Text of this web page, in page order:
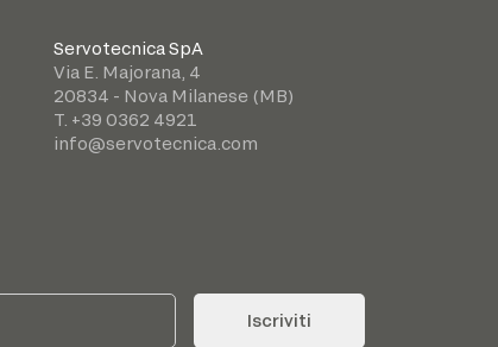
Servotecnica SpA
Via E. Majorana, 4
20834 - Nova Milanese (MB)
T. +39 0362 4921
info@servotecnica.com
Iscriviti